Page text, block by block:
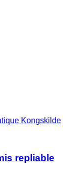
Kongskilde
repliable